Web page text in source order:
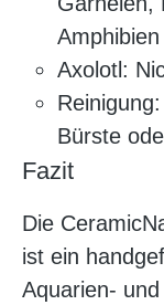
Axolotl:
Bürste
Fazit
Die
ist ein
Aquarien-